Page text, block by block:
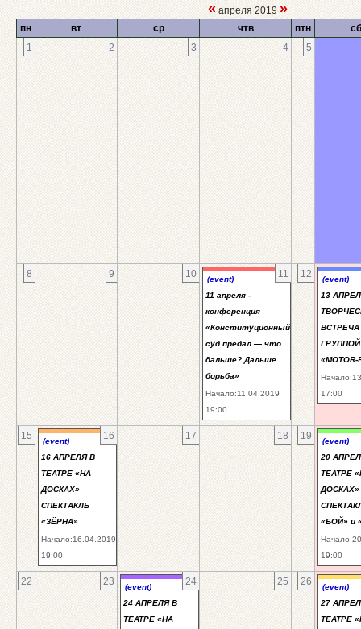
« апреля 2019»
пн вт ср чтв птн
сб
1
2 3 4 5
8 9 10 11
(event)
11 апреля -
конференция
«Конституционный
суд предал — что
дальше? Дальше
борьба»
Начало:11.04.2019
19:00
12
(event)
13
ВСТРЕЧА
ГРУППОЙ
«MOTOR-
17:00
15 16
(event)
16 АПРЕЛЯ В
ТЕАТРЕ «НА
ДОСКАХ» –
СПЕКТАКЛЬ
«ЗЁРНА»
Начало:16.04.2019
19:00
17 18 19
(event)
20
ТЕАТРЕ
ДОСКАХ»
«БОЙ» и
19:00
22 23 24
(event)
24 АПРЕЛЯ В
ТЕАТРЕ «НА
25 26
(event)
27
ТЕАТРЕ